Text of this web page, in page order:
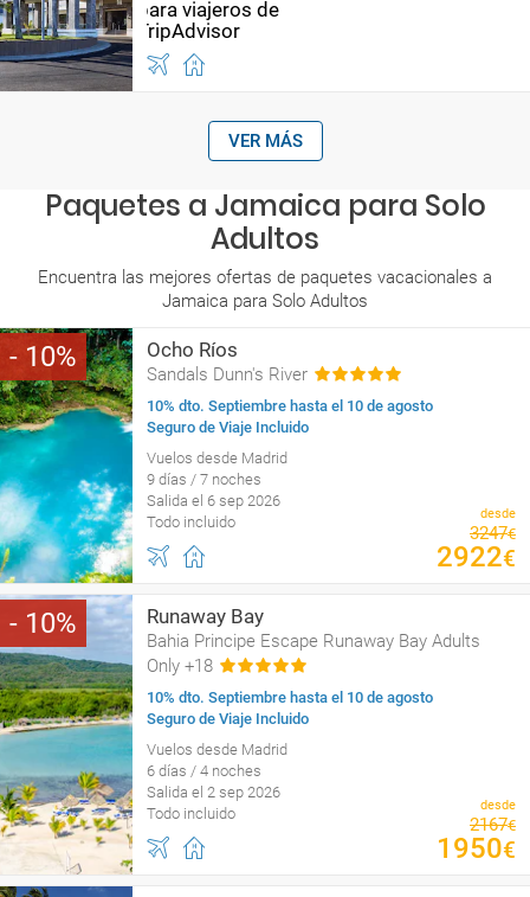
VER MÁS
Paquetes a Jamaica para Solo
Adultos
Encuentra las mejores ofertas de paquetes vacacionales a
Jamaica para Solo Adultos
10 Ocho Ríos
Sandals Dunn's River
10% dto. Septiembre hasta el 10 de agosto
Seguro de Viaje Incluido
Vuelos desde Madrid
9 días / 7 noches
Salida el 6 sep 2026
Todo incluido
desde
3247€
2922€
10 Runaway Bay
Bahia Principe Escape Runaway Bay Adults
Only +18
10% dto. Septiembre hasta el 10 de agosto
Seguro de Viaje Incluido
Vuelos desde Madrid
6 días / 4 noches
Salida el 2 sep 2026
Todo incluido
desde
2167€
1950€